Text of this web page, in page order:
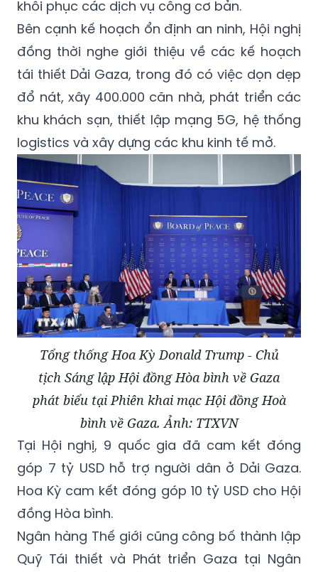
khôi phục các dịch vụ công cơ bản.
Bên cạnh kế hoạch ổn định an ninh, Hội nghị
đồng thời nghe giới thiệu về các kế hoạch
tái thiết Dải Gaza, trong đó có việc dọn dẹp
đổ nát, xây 400.000 căn nhà, phát triển các
khu khách sạn, thiết lập mạng 5G, hệ thống
logistics và xây dựng các khu kinh tế mở.
Tổng thống Hoa Kỳ Donald Trump - Chủ
tịch Sáng lập Hội đồng Hòa bình về Gaza
phát biểu tại Phiên khai mạc Hội đồng Hoà
bình về Gaza. Ảnh: TTXVN
Tại Hội nghị, 9 quốc gia đã cam kết đóng
góp 7 tỷ USD hỗ trợ người dân ở Dải Gaza.
Hoa Kỳ cam kết đóng góp 10 tỷ USD cho Hội
đồng Hòa bình.
Ngân hàng Thế giới cũng công bố thành lập
Quỹ Tái thiết và Phát triển Gaza tại Ngân